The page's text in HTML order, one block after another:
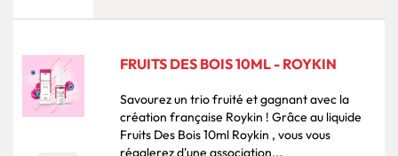
FRUITS DES BOIS 10ML - ROYKIN
Savourez un trio fruité et gagnant avec la
création française Roykin ! Grâce au liquide
Fruits Des Bois 10ml Roykin , vous vous
régalerez d'une association...